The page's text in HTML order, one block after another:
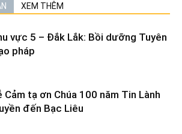
XEM THÊM
vực 5 – Đắk Lắk: Bồi dưỡng Tuyên
pháp
Cảm tạ ơn Chúa 100 năm Tin Lành
đến Bạc Liêu